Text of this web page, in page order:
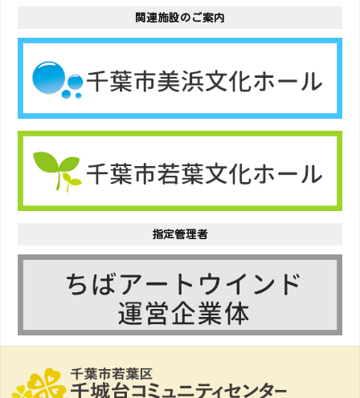
関連施設のご案内
指定管理者